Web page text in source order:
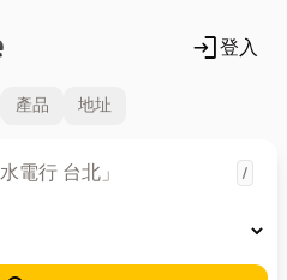
login登入
產品 地址
/